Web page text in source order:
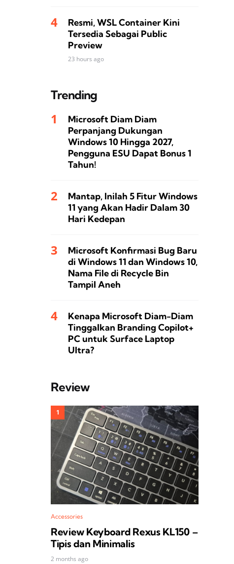
Resmi, WSL Container Kini
Tersedia Sebagai Public
Preview
23 hours ago
Trending
Microsoft Diam Diam
Perpanjang Dukungan
Windows 10 Hingga 2027,
Pengguna ESU Dapat Bonus 1
Tahun!
Mantap, Inilah 5 Fitur Windows
11 yang Akan Hadir Dalam 30
Hari Kedepan
Microsoft Konfirmasi Bug Baru
di Windows 11 dan Windows 10,
Nama File di Recycle Bin
Tampil Aneh
Kenapa Microsoft Diam-Diam
Tinggalkan Branding Copilot+
PC untuk Surface Laptop
Ultra?
Review
Accessories
Review Keyboard Rexus KL150 –
Tipis dan Minimalis
2 months ago